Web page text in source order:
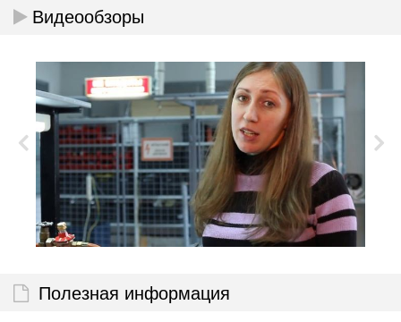
Видеообзоры
Полезная информация